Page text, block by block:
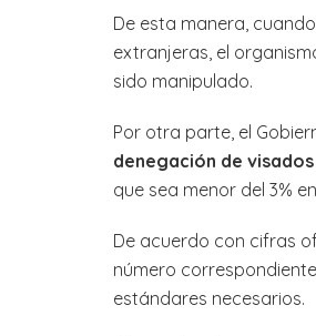
De esta manera,
extranjeras, el
sido manipulado.
Por otra parte, el
denegación de
que sea menor del 3%
De acuerdo con cifras
número
estándares necesarios.